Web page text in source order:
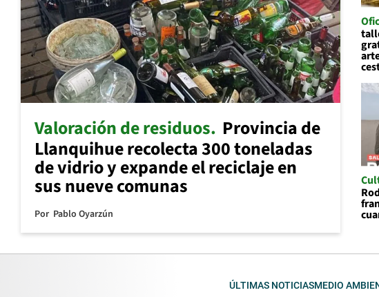
Valoración de residuos Provincia de
Llanquihue recolecta 300 toneladas
de vidrio y expande el reciclaje en
sus nueve comunas
Por Pablo Oyarzún
ÚLTIMAS NOTICIASMEDIO